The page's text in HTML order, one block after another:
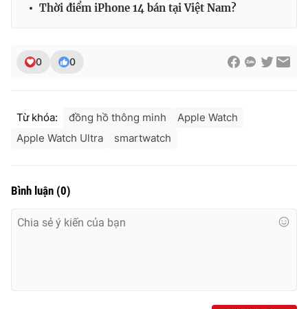
Thời điểm iPhone 14 bán tại Việt Nam?
0 0
Từ khóa: đồng hồ thông minh
Apple Watch
Apple Watch Ultra
smartwatch
Bình luận (0)